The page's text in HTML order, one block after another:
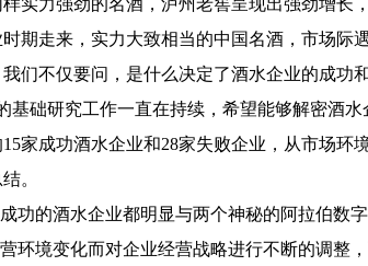
实力强劲的名酒，泸州老窖呈现出强劲增
期走来，实力大致相当的中国名酒，市场际
们不仅要问，是什么决定了酒水企业的成功
基础研究工作一直在持续，希望能够解密酒
家成功酒水企业和28家失败企业，从市场环
。
功的酒水企业都明显与两个神秘的阿拉伯数
环境变化而对企业经营战略进行不断的调整